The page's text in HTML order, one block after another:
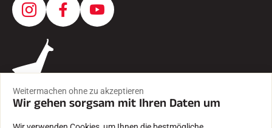
Weitermachen ohne zu akzeptieren
Wir gehen sorgsam mit Ihren Daten um